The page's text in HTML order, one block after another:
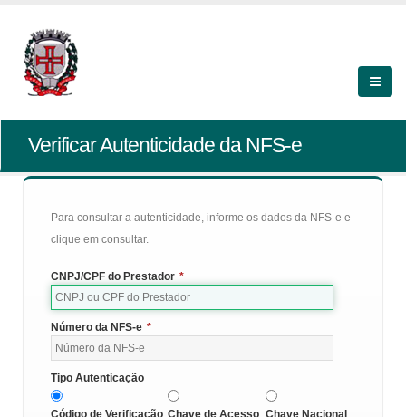
Verificar Autenticidade da NFS-e
Para consultar a autenticidade, informe os dados da NFS-e e
clique em consultar.
CNPJ/CPF do Prestador *
Número da NFS-e *
Tipo Autenticação
Código de Verificação Chave de Acesso Chave Nacional